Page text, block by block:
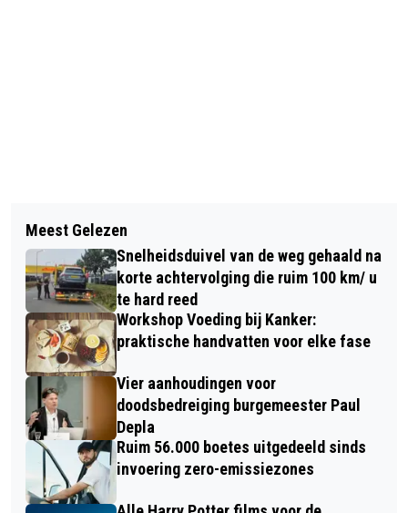
538KONINGSDAG 2024 IN BREDA –
BEN JIJ GESPOT? (VIDEO)
HUISDIER IN HET ZONNETJE: SAS
(VIDEO)
Meest Gelezen
Snelheidsduivel van de weg gehaald na
korte achtervolging die ruim 100 km/ u
te hard reed
Workshop Voeding bij Kanker:
praktische handvatten voor elke fase
Vier aanhoudingen voor
doodsbedreiging burgemeester Paul
Depla
Ruim 56.000 boetes uitgedeeld sinds
invoering zero-emissiezones